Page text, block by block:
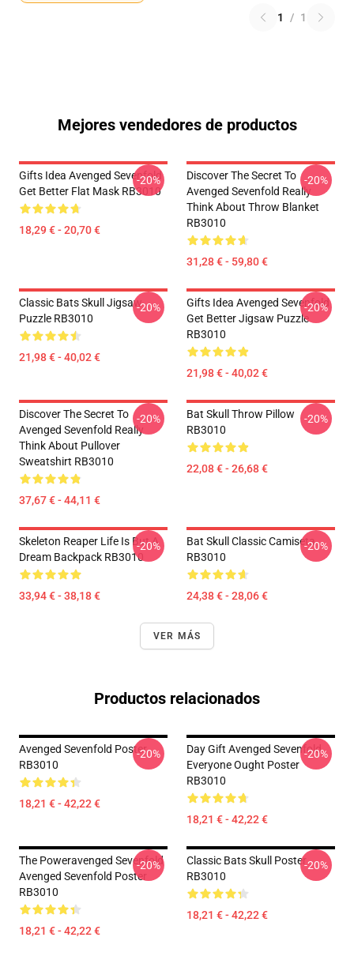
1 / 1
Mejores vendedores de productos
Gifts Idea Avenged Sevenfold
Get Better Flat Mask RB3010
18,29 € - 20,70 €
-20%
Discover The Secret To
Avenged Sevenfold Really
Think About Throw Blanket
RB3010
31,28 € - 59,80 €
-20%
Classic Bats Skull Jigsaw
Puzzle RB3010
21,98 € - 40,02 €
-20%
Gifts Idea Avenged Sevenfold
Get Better Jigsaw Puzzle
RB3010
21,98 € - 40,02 €
-20%
Discover The Secret To
Avenged Sevenfold Really
Think About Pullover
Sweatshirt RB3010
37,67 € - 44,11 €
-20%
Bat Skull Throw Pillow
RB3010
22,08 € - 26,68 €
-20%
Skeleton Reaper Life Is But A
Dream Backpack RB3010
33,94 € - 38,18 €
-20%
Bat Skull Classic Camiseta
RB3010
24,38 € - 28,06 €
-20%
VER MÁS
Productos relacionados
Avenged Sevenfold Poster
RB3010
18,21 € - 42,22 €
-20%
Day Gift Avenged Sevenfold
Everyone Ought Poster
RB3010
18,21 € - 42,22 €
-20%
The Poweravenged Sevenfold
Avenged Sevenfold Poster
RB3010
18,21 € - 42,22 €
-20%
Classic Bats Skull Poster
RB3010
18,21 € - 42,22 €
-20%